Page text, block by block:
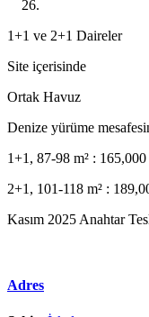
1+1 ve 2+1 Daireler
Site içerisinde
Ortak Havuz
Denize yürüme
1+1, 87-98 m² :
2+1, 101-118 m² :
Kasım 2025 Anahtar
Adres